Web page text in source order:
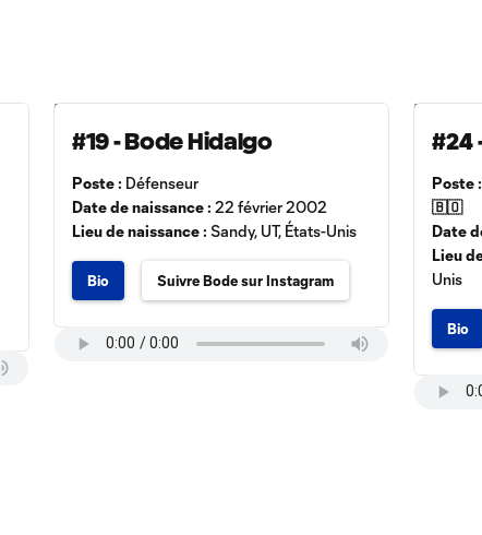
#19 - Bode Hidalgo
Poste : Défenseur
Date de naissance : 22 février 2002
Lieu de naissance : Sandy, UT, États-Unis
Bio Suivre Bode sur Instagram
#24
Poste :
🇧🇴
Date
Lieu
Unis
Bio